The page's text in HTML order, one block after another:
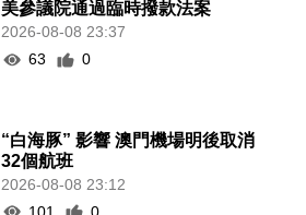
美參議院通過臨時撥款法案
2026-08-08 23:37
63
0
“白海豚” 影響 澳門機場明後取消
32個航班
2026-08-08 23:12